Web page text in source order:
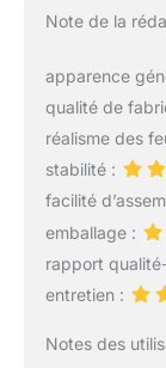
Note de la
apparence
qualité de
réalisme des
stabilité :
facilité
emballage :
rapport
entretien :
Notes des